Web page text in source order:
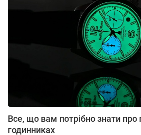
Все, що вам потрібно знати про
годинниках